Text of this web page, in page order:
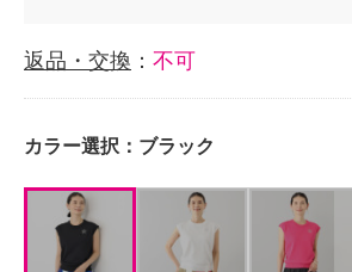
返品・交換 ： 不可
カラー選択： ブラック